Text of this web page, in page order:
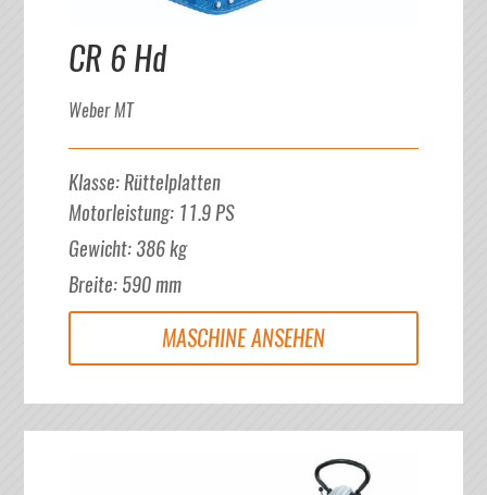
CR 6 Hd
Weber MT
Klasse: Rüttelplatten
Motorleistung: 11.9PS
Gewicht:386kg
Breite: 590mm
MASCHINE ANSEHEN